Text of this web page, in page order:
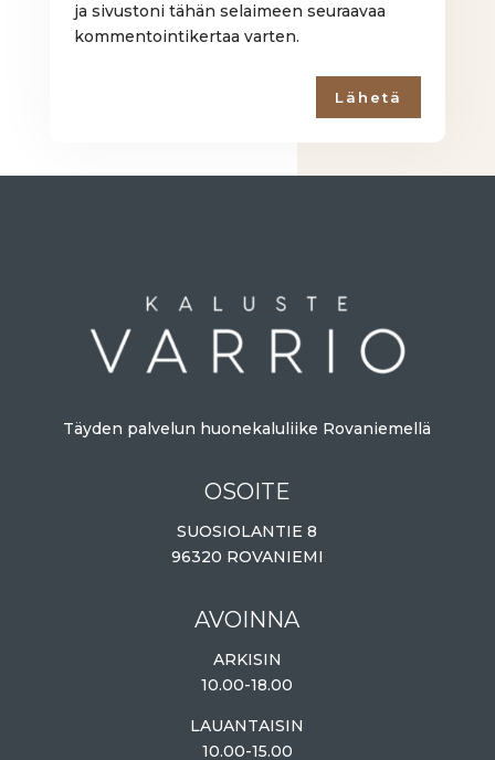
ja sivustoni tähän selaimeen seuraavaa
kommentointikertaa varten.
Lähetä
Täyden palvelun huonekaluliike Rovaniemellä
OSOITE
SUOSIOLANTIE 8
96320 ROVANIEMI
AVOINNA
ARKISIN
10.00-18.00
LAUANTAISIN
10.00-15.00